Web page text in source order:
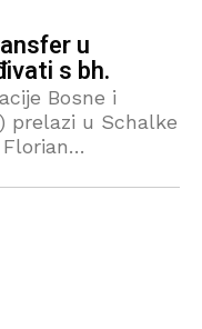
u
s bh.
Bosne i
prelazi u Schalke
dogovor